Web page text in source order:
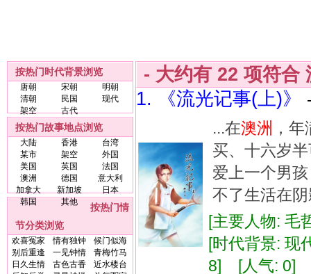
按热门时代背景浏览
唐朝 宋朝
明朝
清朝
民国
现代
架空
古代
按热门故事地点浏览
大陆 香港
台湾
某市
架空
外国
美国
英国
法国
澳洲
德国
意大利
加拿大
新加坡
日本
韩国
其他
按热门情
节分类浏览
欢喜冤家 情有独钟
候门似海
别后重逢
一见钟情
青梅竹马
日久生情
古色古香
近水楼台
- 大约有 22 项符合
1. 《流光记事(上)》
...在澳洲 ，
买、十六岁
爱上一个男
不了生活在
[主要人物:
[时代背景:
8] [人气: 0] [